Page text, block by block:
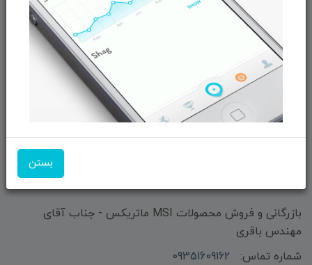
بستن
دعوت به همکاری
از تخفیف‌ها و جدیدترین‌های فروشگاه ما باخبر شوید:
ما را در شبکه‌های اجتماعی دنبال کنید:
بازرگانی و فروش محصولات MSI ماتریکس - جناب آقای
مهندس باقری
شماره تماس:
09351609162